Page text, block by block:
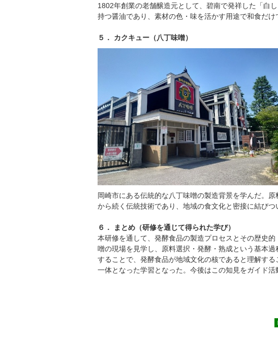
1802年創業の老舗醸造元として、碧南で発祥した「白
持つ醤油であり、素材の色・味を活かす用途で和食だ
５． カクキュー（八丁味噌）
岡崎市にある伝統的な八丁味噌の製造背景を学んだ。
から続く伝統技術であり、地域の食文化と密接に結びつ
６． まとめ（研修を通じて得られた学び）
本研修を通して、発酵食品の製造プロセスとその歴史
噌の現場を見学し、原料選択・発酵・熟成という基本
することで、発酵食品が地域文化の核であると理解す
一体となった学習となった。今後はこの知見をガイド